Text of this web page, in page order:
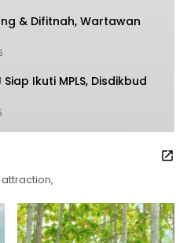
& Difitnah, Wartawan
MPLS, Disdikbud